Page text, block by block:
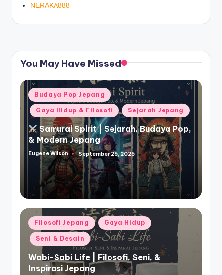
NERAKA888
You May Have Missed
Posted
in
Budaya Pop Jepang
Gaya Hidup & Filosofi Sejarah Jepang
Samurai Spirit | Sejarah, Budaya Pop,
& Modern Jepang
Posted
Eugene Wilson September 25, 2025
Posted
in
Filosofi Jepang Gaya Hidup
Seni & Desain
Wabi-Sabi Life | Filosofi, Seni, &
Inspirasi Jepang